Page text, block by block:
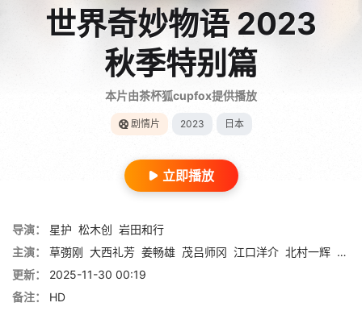
世界奇妙物语 2023
秋季特别篇
本片由茶杯狐cupfox提供播放
剧情片 2023 日本
立即播放
导演： 星护 松木创 岩田和行
主演：
草彅刚 大西礼芳 姜畅雄 茂吕师冈 江口洋介 北村一辉 花
更新：
2025-11-30 00:19
备注：
HD